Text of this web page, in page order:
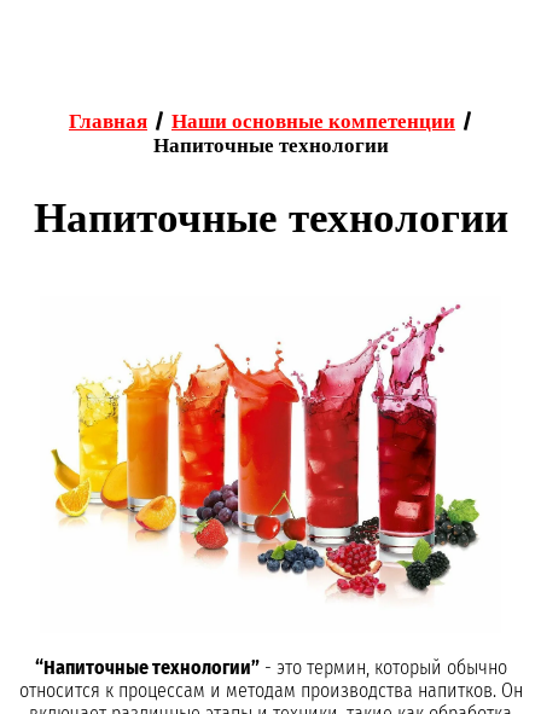
Главная / Наши основные компетенции /
Напиточные технологии
Напиточные технологии
“Напиточные технологии”- это термин, который обычно
относится к процессам и методам производства напитков. Он